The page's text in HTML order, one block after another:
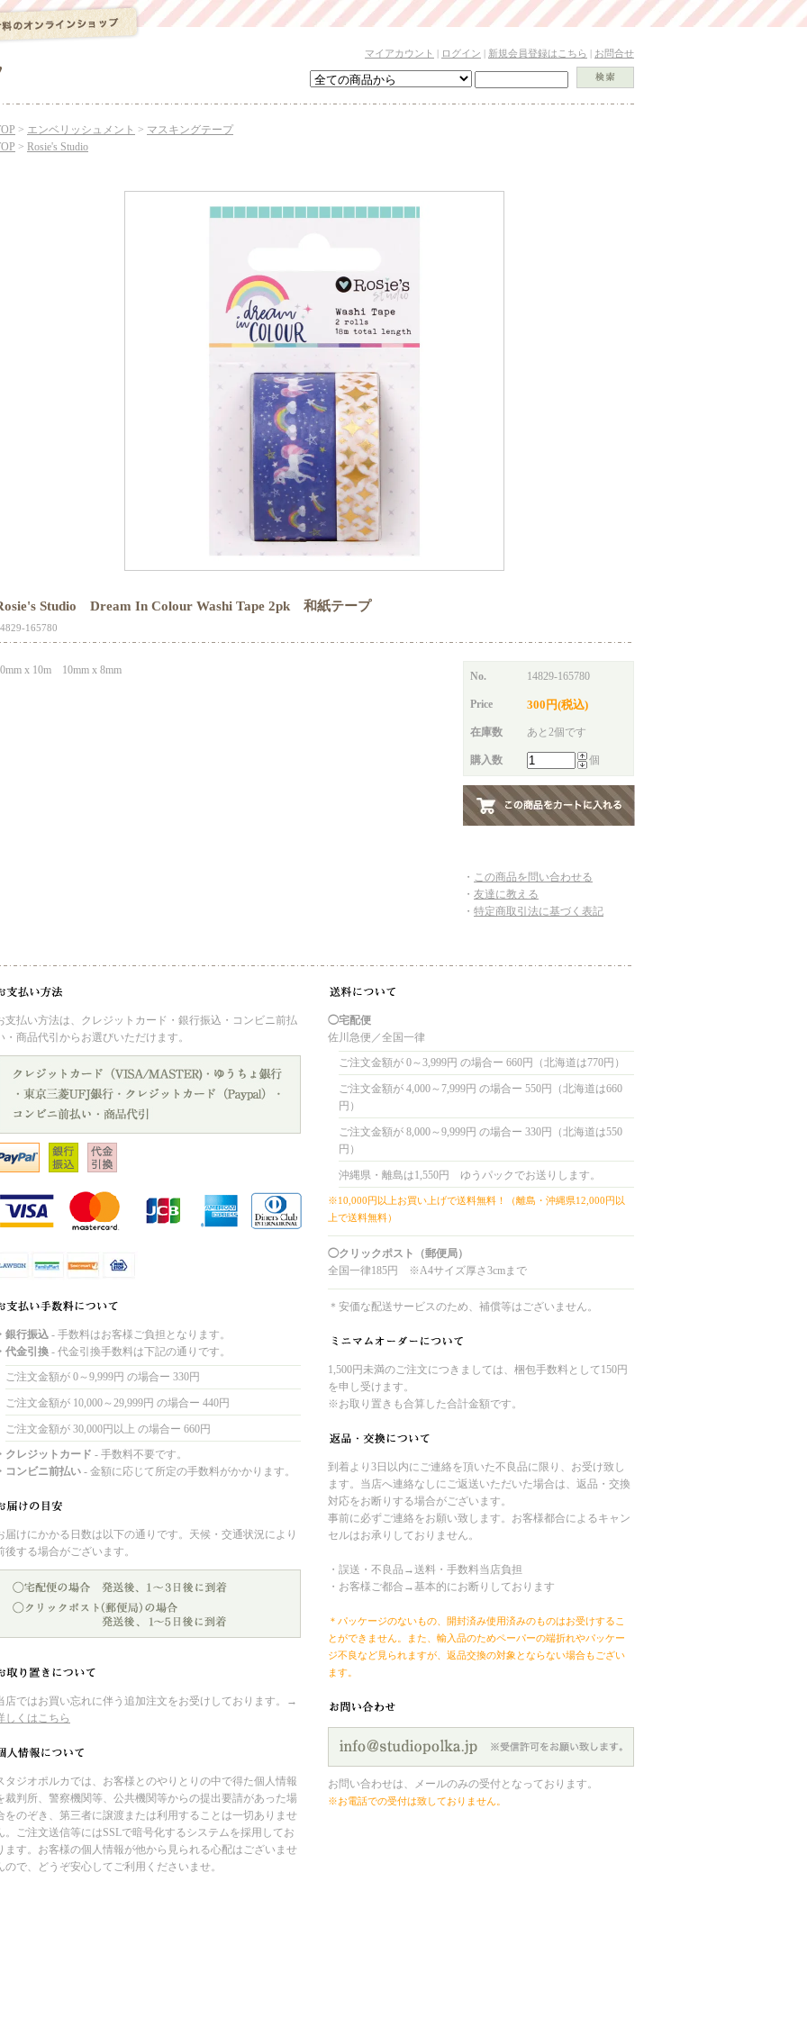
マイアカウント | ログイン | 新規会員登録はこちら | お問合せ
> エンベリッシュメント > マスキングテープ
> Rosie's Studio
Studio Dream In Colour Washi Tape 2pk 和紙テープ
165780
x 10m 10mm x 8mm No. 14829-165780
Price 300円(税込)
在庫数 あと2個です
購入数 個
・ この商品を問い合わせる
・ 友達に教える
・ 特定商取引法に基づく表記
支払い方法は、クレジットカード・銀行振込・コンビニ前払
・商品代引からお選びいただけます。
銀行振込 - 手数料はお客様ご負担となります。
代金引換 - 代金引換手数料は下記の通りです。
ご注文金額が 0～9,999円 の場合ー 330円
ご注文金額が 10,000～29,999円 の場合ー 440円
ご注文金額が 30,000円以上 の場合ー 660円
クレジットカード - 手数料不要です。
コンビニ前払い - 金額に応じて所定の手数料がかかります。
届けにかかる日数は以下の通りです。天候・交通状況により
後する場合がございます。
店ではお買い忘れに伴う追加注文をお受けしております。→
しくはこちら
タジオポルカでは、お客様とのやりとりの中で得た個人情報
裁判所、警察機関等、公共機関等からの提出要請があった場
をのぞき、第三者に譲渡または利用することは一切ありませ
。ご注文送信等にはSSLで暗号化するシステムを採用してお
ます。お客様の個人情報が他から見られる心配はございませ
ので、どうぞ安心してご利用くださいませ。
◯宅配便
佐川急便／全国一律
ご注文金額が 0～3,999円 の場合ー 660円（北海道は770円）
ご注文金額が 4,000～7,999円 の場合ー 550円（北海道は660
円）
ご注文金額が 8,000～9,999円 の場合ー 330円（北海道は550
円）
沖縄県・離島は1,550円 ゆうパックでお送りします。
※10,000円以上お買い上げで送料無料！（離島・沖縄県12,000円以
上で送料無料）
◯クリックポスト（郵便局）
全国一律185円 ※A4サイズ厚さ3cmまで
＊安価な配送サービスのため、補償等はございません。
1,500円未満のご注文につきましては、梱包手数料として150円
を申し受けます。
※お取り置きも合算した合計金額です。
到着より3日以内にご連絡を頂いた不良品に限り、お受け致し
ます。当店へ連絡なしにご返送いただいた場合は、返品・交換
対応をお断りする場合がございます。
事前に必ずご連絡をお願い致します。お客様都合によるキャン
セルはお承りしておりません。
・誤送・不良品→送料・手数料当店負担
・お客様ご都合→基本的にお断りしております
＊パッケージのないもの、開封済み使用済みのものはお受けするこ
とができません。また、輸入品のためペーパーの端折れやパッケー
ジ不良など見られますが、返品交換の対象とならない場合もござい
ます。
お問い合わせは、メールのみの受付となっております。
※お電話での受付は致しておりません。